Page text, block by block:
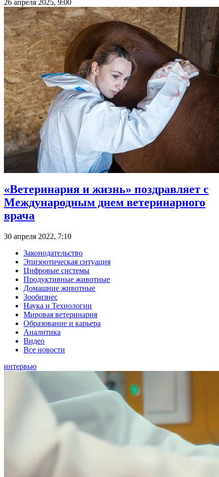
26 апреля 2025, 9:00
«Ветеринария и жизнь» поздравляет с
Международным днем ветеринарного
врача
30 апреля 2022, 7:10
Законодательство
Эпизоотическая ситуация
Цифровые системы
Продуктивные животные
Домашние животные
Зообизнес
Наука и Технологии
Мировая ветеринария
Образование и карьера
Аналитика
Видео
Все новости
интервью